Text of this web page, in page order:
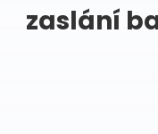
zaslání